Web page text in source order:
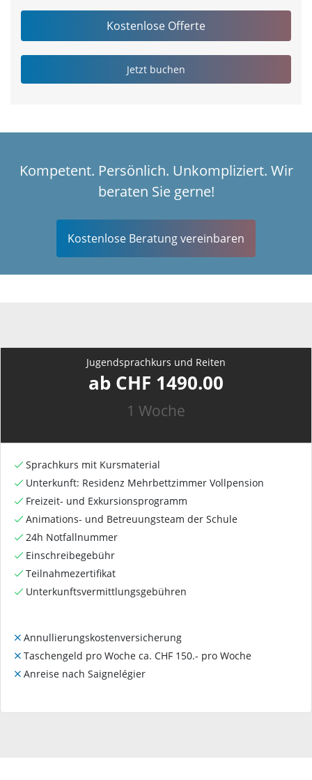
Kompetent. Persönlich. Unkompliziert. Wir
beraten Sie gerne!
Kostenlose Beratung vereinbaren
Jugendsprachkurs und Reiten
ab CHF 1490.00
1 Woche
Sprachkurs mit Kursmaterial
Unterkunft: Residenz Mehrbettzimmer Vollpension
Freizeit- und Exkursionsprogramm
Animations- und Betreuungsteam der Schule
24h Notfallnummer
Einschreibegebühr
Teilnahmezertifikat
Unterkunftsvermittlungsgebühren
Annullierungskostenversicherung
Taschengeld pro Woche ca. CHF 150.- pro Woche
Anreise nach Saignelégier